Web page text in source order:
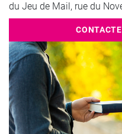
du Jeu de Mail, rue du